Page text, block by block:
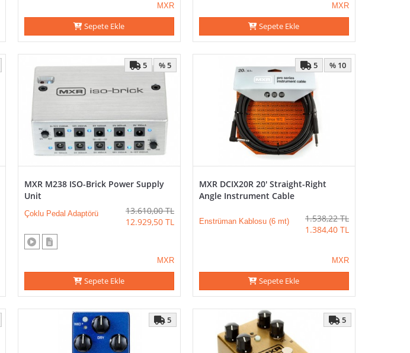
MXR
Sepete Ekle
MXR
Sepete Ekle
% 5
5
MXR M238 ISO-Brick Power Supply
Unit
Çoklu Pedal Adaptörü 13.610,00 TL
12.929,50 TL
MXR
Sepete Ekle
% 10
5
MXR DCIX20R 20' Straight-Right
Angle Instrument Cable
Enstrüman Kablosu (6 mt) 1.538,22 TL
1.384,40 TL
MXR
Sepete Ekle
5 5